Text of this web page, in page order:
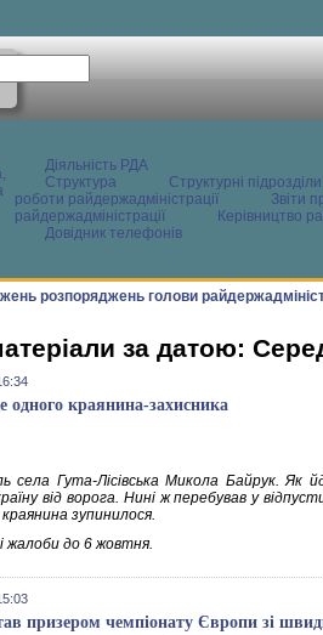
Діяльність РДА
Структура
Структурні
роботи райдержадміністрації
Звіти
райдержадміністрації
Керівництво
Довідник телефонів
розпоряджень голови
за датою:
одного краянина-захисника
села Гута-Лісівська Микола Байрук. Як
від ворога. Нині ж перебував у
зупинилося.
жалоби до 6 жовтня.
призером чемпіонату Європи зі